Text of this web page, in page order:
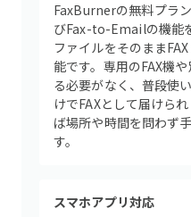
FaxBurnerの無料プラ
びFax-to-Emailの機能
ファイルをそのまま
能です。専用のFAX機
る必要がなく、普段使
けでFAXとして届けら
ば場所や時間を問わず
す。
スマホアプリ対応